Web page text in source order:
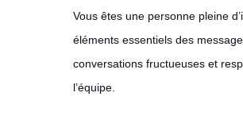
Vous êtes une personne pleine
éléments essentiels des
conversations fructueuses et
l’équipe.